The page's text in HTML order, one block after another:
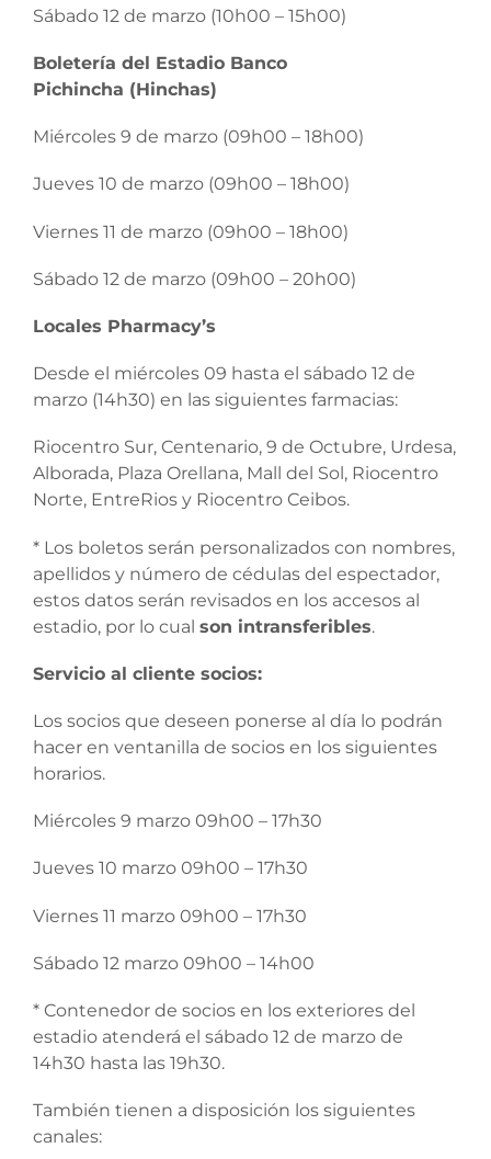
Sábado 12 de marzo (10h00 – 15h00)
Boletería del Estadio Banco
Pichincha (Hinchas)
Miércoles 9 de marzo (09h00 – 18h00)
Jueves 10 de marzo (09h00 – 18h00)
Viernes 11 de marzo (09h00 – 18h00)
Sábado 12 de marzo (09h00 – 20h00)
Locales Pharmacy’s
Desde el miércoles 09 hasta el sábado 12 de
marzo (14h30) en las siguientes farmacias:
Riocentro Sur, Centenario, 9 de Octubre, Urdesa,
Alborada, Plaza Orellana, Mall del Sol, Riocentro
Norte, EntreRios y Riocentro Ceibos.
* Los boletos serán personalizados con nombres,
apellidos y número de cédulas del espectador,
estos datos serán revisados en los accesos al
estadio, por lo cual son intransferibles.
Servicio al cliente socios:
Los socios que deseen ponerse al día lo podrán
hacer en ventanilla de socios en los siguientes
horarios.
Miércoles 9 marzo 09h00 – 17h30
Jueves 10 marzo 09h00 – 17h30
Viernes 11 marzo 09h00 – 17h30
Sábado 12 marzo 09h00 – 14h00
* Contenedor de socios en los exteriores del
estadio atenderá el sábado 12 de marzo de
14h30 hasta las 19h30.
También tienen a disposición los siguientes
canales: